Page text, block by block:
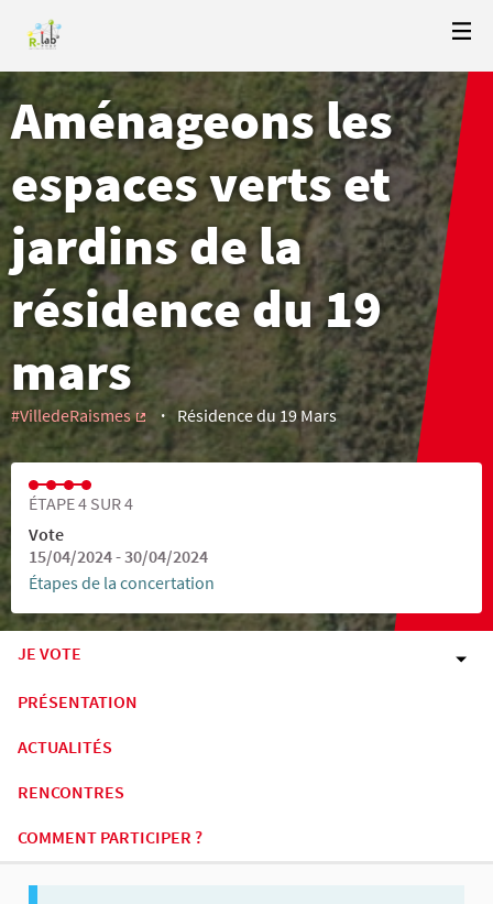
Aménageons les
espaces verts et
jardins de la
résidence du 19
mars
#VilledeRaismes
(Lien externe)
Résidence du 19 Mars
ÉTAPE 4 SUR 4
Vote
15/04/2024 - 30/04/2024
Étapes de la concertation
JE VOTE
PRÉSENTATION
ACTUALITÉS
RENCONTRES
COMMENT PARTICIPER ?